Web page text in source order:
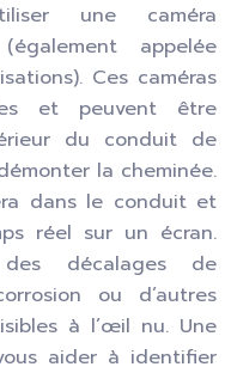
une caméra
appelée
Ces caméras
et peuvent être
du conduit de
la cheminée.
dans le conduit et
réel sur un écran.
des décalages de
ou d’autres
à l’œil nu. Une
aider à identifier